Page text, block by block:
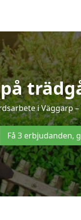
i Väggarp
Få 3 erbjudanden,